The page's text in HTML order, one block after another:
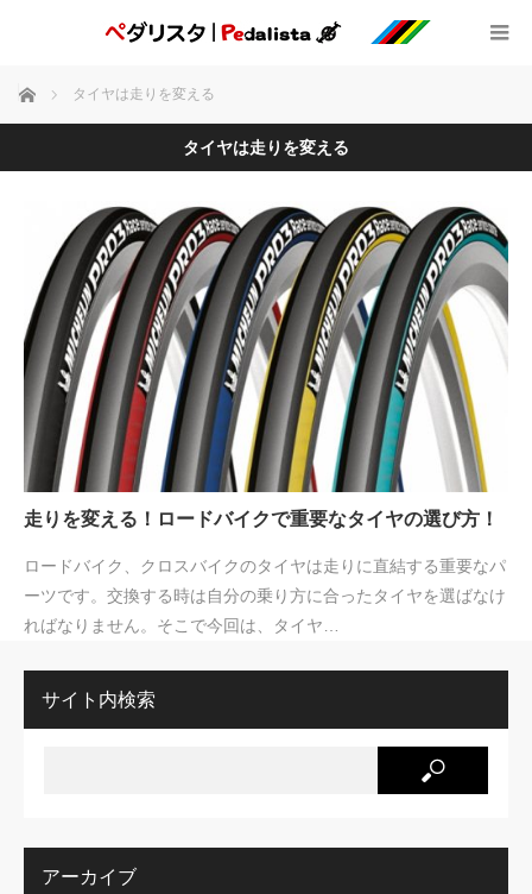
ホーム タイヤは走りを変える
タイヤは走りを変える
走りを変える！ロードバイクで重要なタイヤの選び方！
ロードバイク、クロスバイクのタイヤは走りに直結する重要なパ
ーツです。交換する時は自分の乗り方に合ったタイヤを選ばなけ
ればなりません。そこで今回は、タイヤ…
サイト内検索
アーカイブ